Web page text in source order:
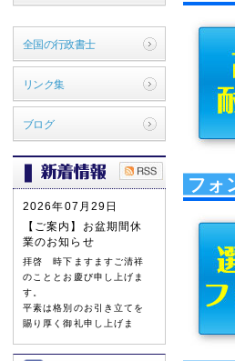
全国の行政書士
リンク集
ブログ
2026年07月29日
【ご案内】お盆期間休
業のお知らせ
拝啓 時下ますますご清祥
のこととお慶び申し上げま
す。
平素は格別のお引き立てを
賜り厚く御礼申し上げま
フォ